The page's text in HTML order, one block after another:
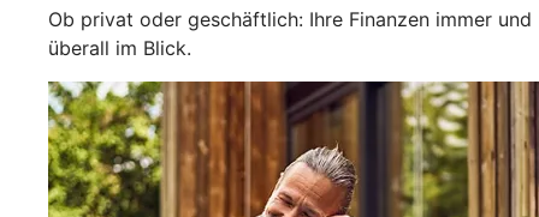
Ob privat oder geschäftlich: Ihre Finanzen immer und
überall im Blick.